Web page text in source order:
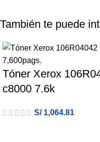
También te puede
Tóner Xerox
c8000 7.6k
S/1,064.81